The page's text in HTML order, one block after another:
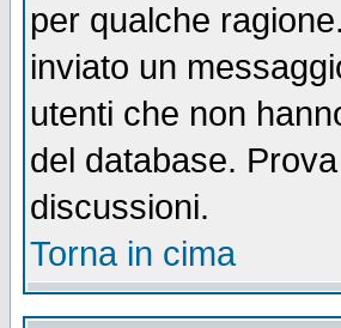
per qualche
inviato un
utenti che non
del database.
discussioni.
Torna in cima